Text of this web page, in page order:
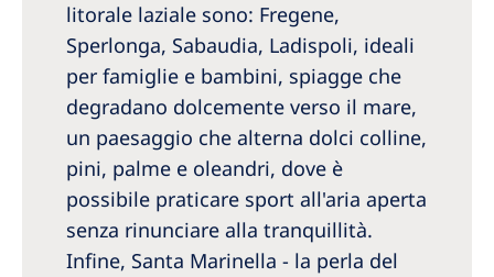
litorale laziale sono: Fregene,
Sperlonga, Sabaudia, Ladispoli, ideali
per famiglie e bambini, spiagge che
degradano dolcemente verso il mare,
un paesaggio che alterna dolci colline,
pini, palme e oleandri, dove è
possibile praticare sport all'aria aperta
senza rinunciare alla tranquillità.
Infine, Santa Marinella - la perla del